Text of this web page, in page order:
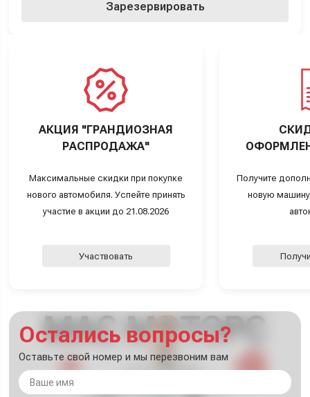
Зарезервировать
АКЦИЯ "ГРАНДИОЗНАЯ
РАСПРОДАЖА"
Максимальные скидки при покупке
нового автомобиля. Успейте принять
участие в акции до 21.08.2026
Участвовать
Получите
новую
Остались вопросы?
Оставьте свой номер и мы перезвоним вам